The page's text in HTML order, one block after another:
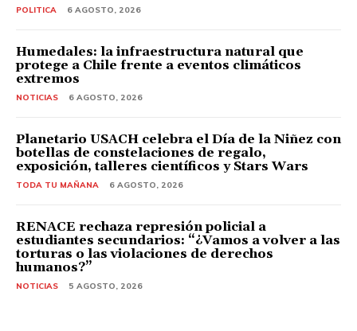
POLITICA 6 AGOSTO, 2026
Humedales: la infraestructura natural que
protege a Chile frente a eventos climáticos
extremos
NOTICIAS 6 AGOSTO, 2026
Planetario USACH celebra el Día de la Niñez con
botellas de constelaciones de regalo,
exposición, talleres científicos y Stars Wars
TODA TU MAÑANA 6 AGOSTO, 2026
RENACE rechaza represión policial a
estudiantes secundarios: “¿Vamos a volver a las
torturas o las violaciones de derechos
humanos?”
NOTICIAS 5 AGOSTO, 2026